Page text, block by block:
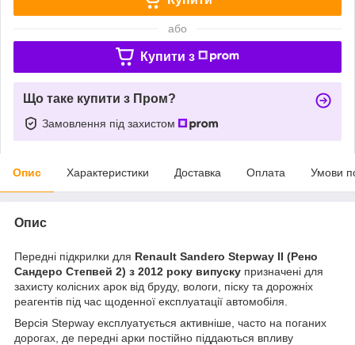
або
Купити з
Що таке купити з Пром?
Замовлення під захистом
Опис Характеристики Доставка Оплата Умови
Опис
Передні підкрилки для Renault Sandero Stepway II (Рено
Сандеро Степвей 2) з 2012 року випуску призначені для
захисту колісних арок від бруду, вологи, піску та дорожніх
реагентів під час щоденної експлуатації автомобіля.
Версія Stepway експлуатується активніше, часто на поганих
дорогах, де передні арки постійно піддаються впливу